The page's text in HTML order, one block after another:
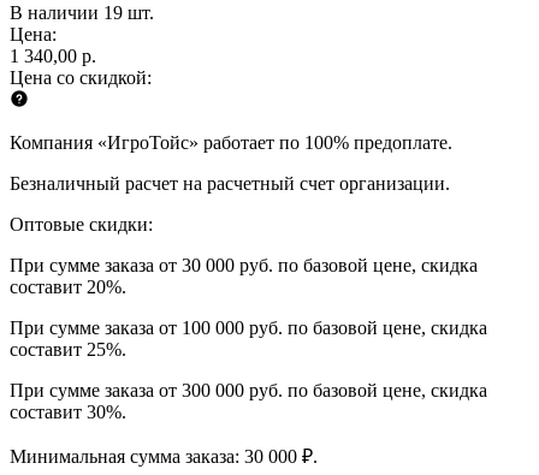
В наличии 19 шт.
Цена:
1 340,00 р.
Цена со скидкой:
Компания «ИгроТойс» работает по 100% предоплате.
Безналичный расчет на расчетный счет организации.
Оптовые скидки:
При сумме заказа от 30 000 руб. по базовой цене, скидка
составит 20%.
При сумме заказа от 100 000 руб. по базовой цене, скидка
составит 25%.
При сумме заказа от 300 000 руб. по базовой цене, скидка
составит 30%.
Минимальная сумма заказа: 30 000 ₽.